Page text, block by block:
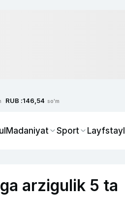
RUB :146,54 so'm
Madaniyat Sport Layfstayl
arzigulik 5 ta